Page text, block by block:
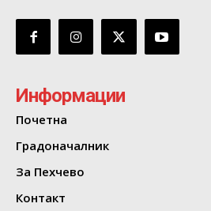
Информации
Почетна
Градоначалник
За Пехчево
Контакт